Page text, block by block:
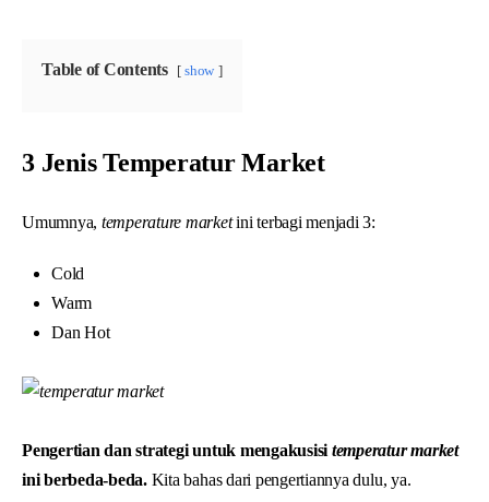
Table of Contents show
3 Jenis Temperatur Market
Umumnya, temperature marketini terbagi menjadi 3:
Cold
Warm
Dan Hot
Pengertian dan strategi untuk mengakusisi temperatur market
ini berbeda-beda.Kita bahas dari pengertiannya dulu, ya.